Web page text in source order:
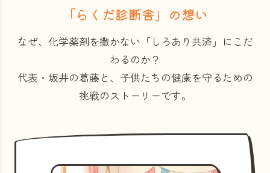
「らくだ診断舎」の想い
なぜ、化学薬剤を撒かない「しろあり共済」にこだ
わるのか？
代表・坂井の葛藤と、子供たちの健康を守るための
挑戦のストーリーです。